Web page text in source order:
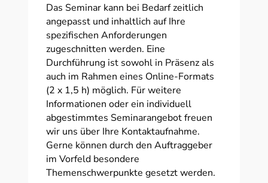
Das Seminar kann bei Bedarf zeitlich
angepasst und inhaltlich auf Ihre
spezifischen Anforderungen
zugeschnitten werden. Eine
Durchführung ist sowohl in Präsenz als
auch im Rahmen eines Online-Formats
(2 x 1,5 h) möglich. Für weitere
Informationen oder ein individuell
abgestimmtes Seminarangebot freuen
wir uns über Ihre Kontaktaufnahme.
Gerne können durch den Auftraggeber
im Vorfeld besondere
Themenschwerpunkte gesetzt werden.